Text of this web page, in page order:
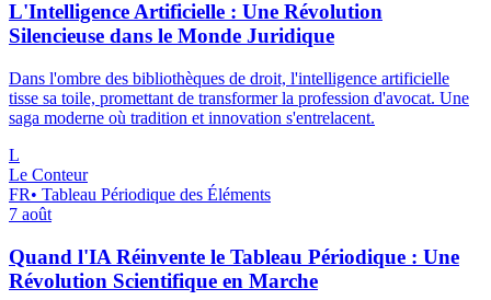
L'Intelligence Artificielle : Une Révolution
Silencieuse dans le Monde Juridique
Dans l'ombre des bibliothèques de droit, l'intelligence artificielle
tisse sa toile, promettant de transformer la profession d'avocat. Une
saga moderne où tradition et innovation s'entrelacent.
L
Le Conteur
FR• Tableau Périodique des Éléments
7 août
Quand l'IA Réinvente le Tableau Périodique : Une
Révolution Scientifique en Marche